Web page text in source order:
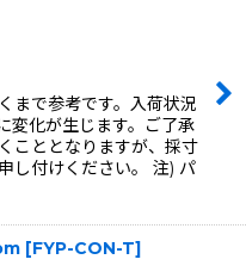
まで参考です。入荷状況
変化が生じます。ご了承
こととなりますが、採寸
し付けください。 注) パ
[FYP-CON-T]